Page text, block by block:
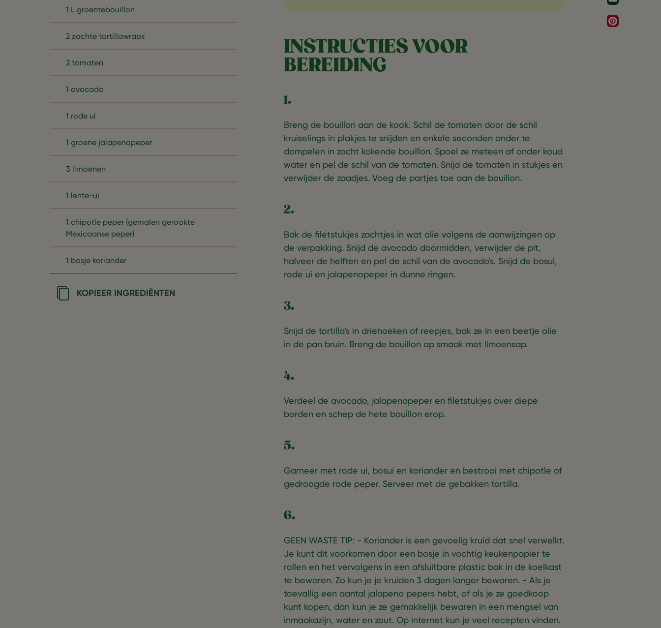
1 L groentebouillon
2 zachte tortillawraps
2 tomaten
1 avocado
1 rode ui
1 groene jalapenopeper
3 limoenen
1 lente-ui
1 chipotle peper (gemalen gerookte
Mexicaanse peper)
1 bosje koriander
KOPIEER INGREDIËNTEN
INSTRUCTIES VOOR
BEREIDING
1.
Breng de bouillon aan de kook. Schil de tomaten door de schil
kruiselings in plakjes te snijden en enkele seconden onder te
dompelen in zacht kokende bouillon. Spoel ze meteen af onder koud
water en pel de schil van de tomaten. Snijd de tomaten in stukjes en
verwijder de zaadjes. Voeg de partjes toe aan de bouillon.
2.
Bak de filetstukjes zachtjes in wat olie volgens de aanwijzingen op
de verpakking. Snijd de avocado doormidden, verwijder de pit,
halveer de helften en pel de schil van de avocado's. Snijd de bosui,
rode ui en jalapenopeper in dunne ringen.
3.
Snijd de tortilla's in driehoeken of reepjes, bak ze in een beetje olie
in de pan bruin. Breng de bouillon op smaak met limoensap.
4.
Verdeel de avocado, jalapenopeper en filetstukjes over diepe
borden en schep de hete bouillon erop.
5.
Garneer met rode ui, bosui en koriander en bestrooi met chipotle of
gedroogde rode peper. Serveer met de gebakken tortilla.
6.
GEEN WASTE TIP: - Koriander is een gevoelig kruid dat snel verwelkt.
Je kunt dit voorkomen door een bosje in vochtig keukenpapier te
rollen en het vervolgens in een afsluitbare plastic bak in de koelkast
te bewaren. Zo kun je je kruiden 3 dagen langer bewaren. - Als je
toevallig een aantal jalapeno pepers hebt, of als je ze goedkoop
kunt kopen, dan kun je ze gemakkelijk bewaren in een mengsel van
inmaakazijn, water en zout. Op internet kun je veel recepten vinden.